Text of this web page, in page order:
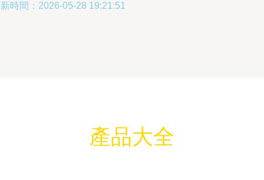
時間：2026-05-28 19:21:51
產品大全